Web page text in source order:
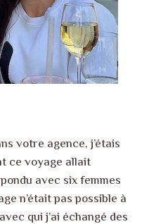
votre agence, j’étais
ce voyage allait
avec six femmes
n’était pas possible à
qui j’ai échangé des